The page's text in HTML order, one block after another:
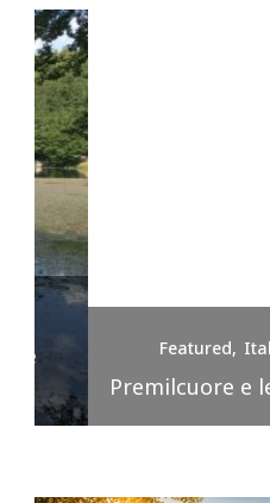
Featured Italia
Premilcuore e le